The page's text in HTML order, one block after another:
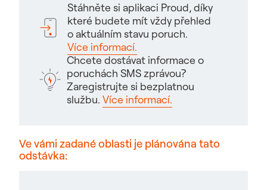
Stáhněte si aplikaci Proud, díky
které budete mít vždy přehled
o aktuálním stavu poruch.
Více informací.
Chcete dostávat informace o
poruchách SMS zprávou?
Zaregistrujte si bezplatnou
službu. Více informací.
Ve vámi zadané oblasti je plánována tato
odstávka: